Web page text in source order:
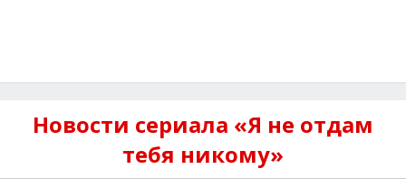
Новости сериала «Я не отдам
тебя никому»